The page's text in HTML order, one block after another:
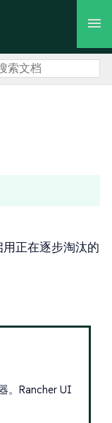
正在逐步淘汰的
。Rancher UI